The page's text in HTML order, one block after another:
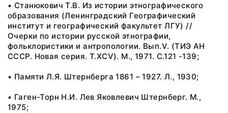
• Станюкович Т.В. Из истории этнографического
образования (Ленинградский Географический
институт и географический факультет ЛГУ) //
Очерки по истории русской этнографии,
фольклористики и антропологии. Вып.V. (ТИЭ АН
СССР. Новая серия. Т.XCV). М., 1971. С.121 -139;
• Памяти Л.Я. Штернберга 1861 – 1927. Л., 1930;
• Гаген-Торн Н.И. Лев Яковлевич Штернберг. М.,
1975;